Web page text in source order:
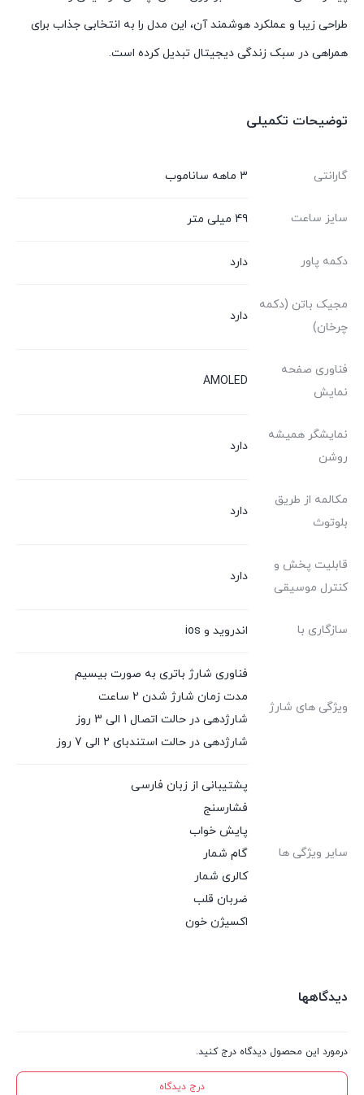
طراحی زیبا و عملکرد هوشمند آن، این مدل را به انتخابی جذاب برای
همراهی در سبک زندگی دیجیتال تبدیل کرده است.
توضیحات تکمیلی
گارانتی 3 ماهه ساناموب
سایز ساعت 49 میلی متر
دکمه پاور دارد
مجیک باتن (دکمه
چرخان)
دارد
فناوری صفحه
نمایش
AMOLED
نمایشگر همیشه
روشن
دارد
مکالمه از طریق
بلوتوث
دارد
قابلیت پخش و
کنترل موسیقی
دارد
سازگاری با اندروید و ios
ویژگی های شارژ
فناوری شارژ باتری به صورت بیسیم
مدت زمان شارژ شدن 2 ساعت
شارژدهی در حالت اتصال 1 الی 3 روز
شارژدهی در حالت استندبای 2 الی 7 روز
سایر ویژگی ها
پشتیبانی از زبان فارسی
فشارسنج
پایش خواب
گام شمار
کالری شمار
ضربان قلب
اکسیژن خون
دیدگاهها
درمورد این محصول دیدگاه درج کنید.
درج دیدگاه